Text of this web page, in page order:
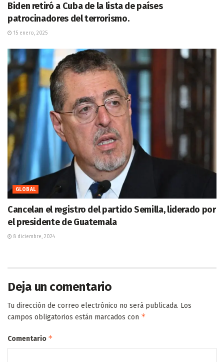
Biden retiró a Cuba de la lista de países
patrocinadores del terrorismo.
15 enero, 2025
GLOBAL
Cancelan el registro del partido Semilla, liderado por
el presidente de Guatemala
8 diciembre, 2024
Deja un comentario
Tu dirección de correo electrónico no será publicada. Los
campos obligatorios están marcados con *
Comentario *